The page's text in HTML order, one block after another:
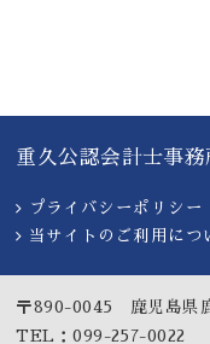
重久公認会計士事務
プライバシーポリシー
当サイトのご利用につ
〒890-0045 鹿児島県
TEL：099-257-0022